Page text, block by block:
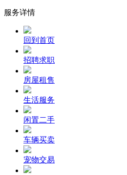
服务详情
回到首页
招聘求职
房屋租售
生活服务
闲置二手
车辆买卖
宠物交易